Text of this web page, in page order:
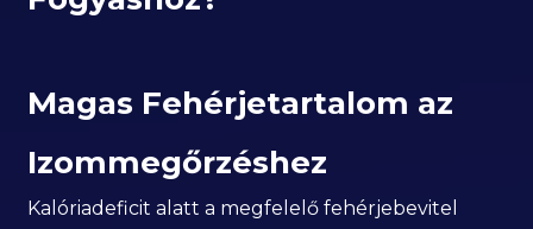
Magas Fehérjetartalom az
Izommegőrzéshez
Kalóriadeficit alatt a megfelelő fehérjebevitel